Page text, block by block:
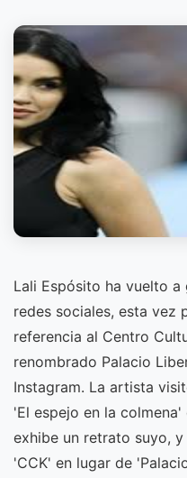
Lali Espósito ha vuelto
redes sociales, esta vez
referencia al Centro
renombrado Palacio
Instagram. La artista
'El espejo en la
exhibe un retrato suyo,
'CCK' en lugar de